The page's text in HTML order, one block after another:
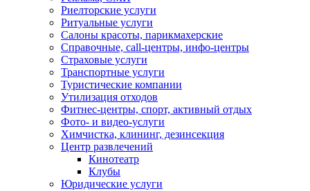
Риелторские услуги
Ритуальные услуги
Салоны красоты, парикмахерские
Справочные, call-центры, инфо-центры
Страховые услуги
Транспортные услуги
Туристические компании
Утилизация отходов
Фитнес-центры, спорт, активный отдых
Фото- и видео-услуги
Химчистка, клининг, дезинсекция
Центр развлечений
Кинотеатр
Клубы
Юридические услуги